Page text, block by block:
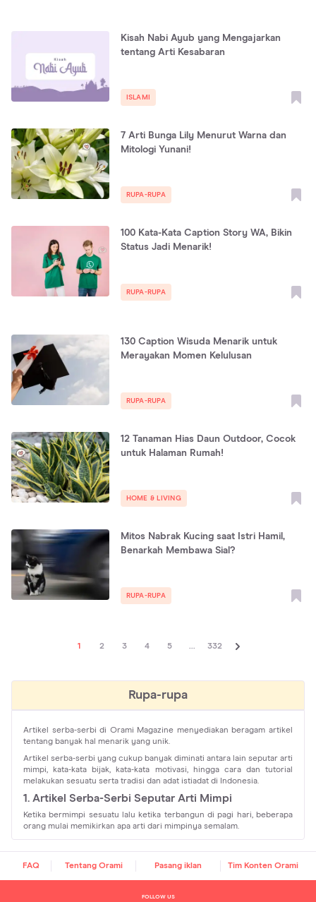
Kisah Nabi Ayub yang Mengajarkan
tentang Arti Kesabaran
ISLAMI
7 Arti Bunga Lily Menurut Warna dan
Mitologi Yunani!
RUPA-RUPA
100 Kata-Kata Caption Story WA, Bikin
Status Jadi Menarik!
RUPA-RUPA
130 Caption Wisuda Menarik untuk
Merayakan Momen Kelulusan
RUPA-RUPA
12 Tanaman Hias Daun Outdoor, Cocok
untuk Halaman Rumah!
HOME & LIVING
Mitos Nabrak Kucing saat Istri Hamil,
Benarkah Membawa Sial?
RUPA-RUPA
1 2 3 4 5 ... 332
Rupa-rupa
Artikel serba-serbi di Orami Magazine menyediakan beragam artikel
tentang banyak hal menarik yang unik.
Artikel serba-serbi yang cukup banyak diminati antara lain seputar arti
mimpi, kata-kata bijak, kata-kata motivasi, hingga cara dan tutorial
melakukan sesuatu serta tradisi dan adat istiadat di Indonesia.
1. Artikel Serba-Serbi Seputar Arti Mimpi
Ketika bermimpi sesuatu lalu ketika terbangun di pagi hari, beberapa
orang mulai memikirkan apa arti dari mimpinya semalam.
pernah terjadi persis seperti di dalam mimpi.
Hanya saja, mencari arti mimpi menjadi sesuatu yang menarik bagi
sebagian orang. Karena bisa saja ini dianggap sebagai sebuah
pertanda atau firasat akan terjadinya sesuatu.
FAQ Tentang Orami Pasang iklan Tim Konten Orami
FOLLOW US